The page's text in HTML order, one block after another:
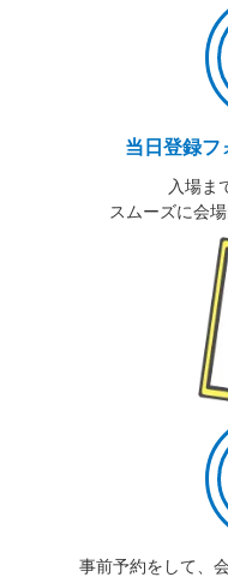
当日登録フ
入場ま
スムーズに会
事前予約をして、